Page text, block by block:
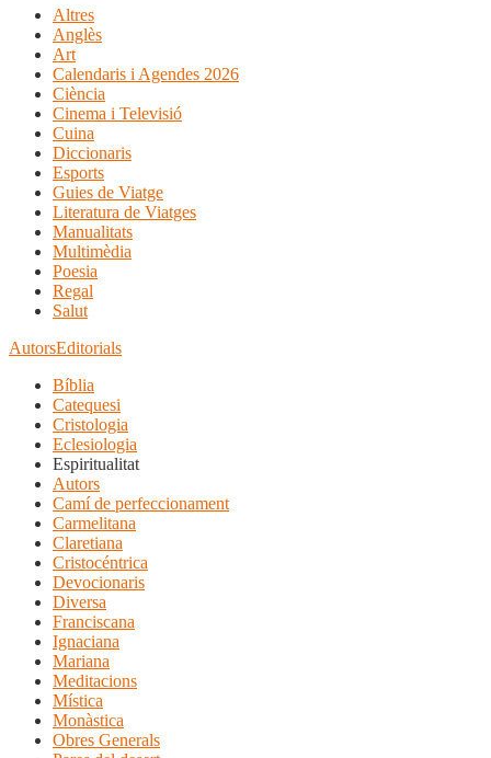
Altres
Anglès
Art
Calendaris i Agendes 2026
Ciència
Cinema i Televisió
Cuina
Diccionaris
Esports
Guies de Viatge
Literatura de Viatges
Manualitats
Multimèdia
Poesia
Regal
Salut
AutorsEditorials
Bíblia
Catequesi
Cristologia
Eclesiologia
Espiritualitat
Autors
Camí de perfeccionament
Carmelitana
Claretiana
Cristocéntrica
Devocionaris
Diversa
Franciscana
Ignaciana
Mariana
Meditacions
Mística
Monàstica
Obres Generals